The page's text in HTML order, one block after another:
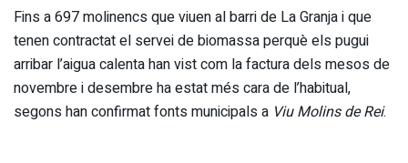
Fins a 697 molinencs que viuen al barri de La Granja i que
tenen contractat el servei de biomassa perquè els pugui
arribar l’aigua calenta han vist com la factura dels mesos de
novembre i desembre ha estat més cara de l’habitual,
segons han confirmat fonts municipals a Viu Molins de Rei.